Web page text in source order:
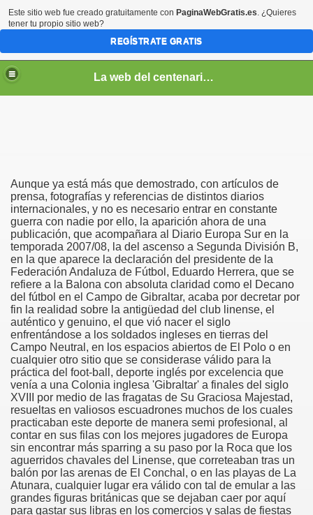
La web del centenario de la Real Balompédica Linense
Aunque ya está más que demostrado, con artículos de
prensa, fotografías y referencias de distintos diarios
internacionales, y no es necesario entrar en constante
guerra con nadie por ello, la aparición ahora de una
publicación, que acompañara al Diario Europa Sur en la
temporada 2007/08, la del ascenso a Segunda División B,
en la que aparece la declaración del presidente de la
Federación Andaluza de Fútbol, Eduardo Herrera, que se
refiere a la Balona con absoluta claridad como el Decano
del fútbol en el Campo de Gibraltar, acaba por decretar por
fin la realidad sobre la antigüedad del club linense, el
auténtico y genuino, el que vió nacer el siglo
enfrentándose a los soldados ingleses en tierras del
Campo Neutral, en los espacios abiertos de El Polo o en
cualquier otro sitio que se considerase válido para la
práctica del foot-ball, deporte inglés por excelencia que
venía a una Colonia inglesa 'Gibraltar' a finales del siglo
XVIII por medio de las fragatas de Su Graciosa Majestad,
resueltas en valiosos escuadrones muchos de los cuales
practicaban este deporte de manera semi profesional, al
contar en sus filas con los mejores jugadores de Europa
sin encontrar más sparring a su paso por la Roca que los
aguerridos chavales del Linense, que correteaban tras un
balón por las arenas de El Conchal, o en las playas de La
Atunara, cualquier lugar era válido con tal de emular a las
grandes figuras británicas que se dejaban caer por aquí
para gastar sus libras en los comercios y salas de fiestas
primera toma de contacto con el presidente de la Balona
también confirmó a la Balona como Club Decano
de la Balona
al Racing CF en Algeciras (1-2)
al Alfonso XIII, un poderoso rival (1-3)
del fútbol en La Línea de Gibraltar
Club de Córdoba
la Primera Categoría Regional
II de la Segunda Categoría Regional
de una triste derrota en Melilla
Este sitio web fue creado gratuitamente con PaginaWebGratis.es. ¿Quieres
tener tu propio sitio web?
REGÍSTRATE GRATIS